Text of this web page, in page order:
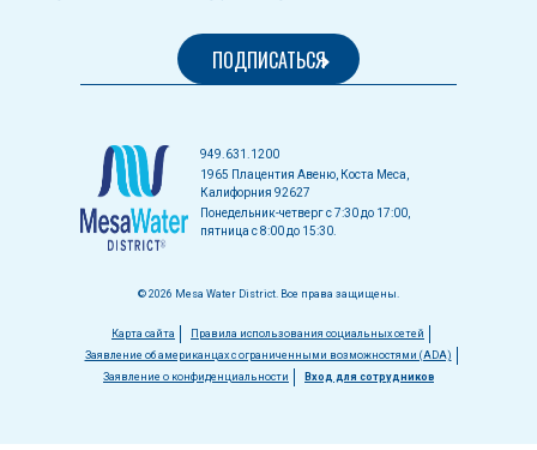
949.631.1200
1965 Плацентия Авеню, Коста Меса,
Калифорния 92627
Понедельник-четверг с 7:30 до 17:00,
пятница с 8:00 до 15:30.
© 2026 Mesa Water District. Все права защищены.
Меню
нижнем
Карта сайта
Правила использования социальных сетей
Заявление об американцах с ограниченными возможностями (ADA)
Заявление о конфиденциальности
Вход для сотрудников